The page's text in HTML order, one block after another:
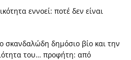
εννοεί: ποτέ δεν είναι
σκανδαλώδη δημόσιο βίο και την
του… προφήτη: από